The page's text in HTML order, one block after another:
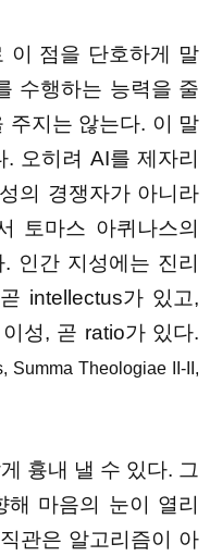
이 점을 단호하게 말
수행하는 능력을 줄
주지는 않는다. 이 말
오히려 AI를 제자리
의 경쟁자가 아니라
토마스 아퀴나스의
인간 지성에는 진리
intellectus가 있고,
성, 곧 ratio가 있다.
Summa Theologiae II-II,
흉내 낼 수 있다. 그
마음의 눈이 열리
관은 알고리즘이 아